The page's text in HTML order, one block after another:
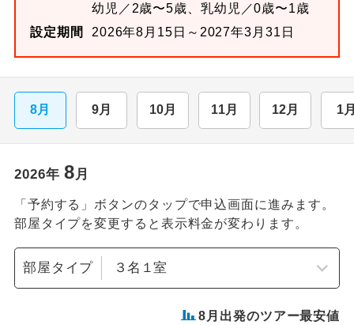
幼児／2歳〜5歳、乳幼児／0歳〜1歳
設定期間
2026年8月15日～2027年3月31日
8月 9月 10月 11月 12月 1
2026年 8月
「予約する」ボタンのタップで申込画面に進みます。
部屋タイプを変更すると表示料金が変わります。
部屋タイプ
8 月出発のツアー最安値